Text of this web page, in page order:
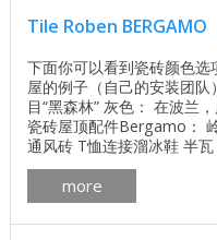
Tile Roben BERGAMO
下面你可以看到瓷砖颜色
屋的例子（自己的安装团
目“黑森林” 灰色： 在波兰
瓷砖屋顶配件Bergamo：
通风砖 T恤连接溜冰鞋 半
自波兰德国关注ROBEN的
格的现代木屋的理想选择。 ...
more